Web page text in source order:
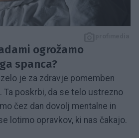
ogrožamo
spanca?
je za zdravje pomemben
Ta poskrbi, da se telo ustrezno
čez dan dovolj mentalne in
lotimo opravkov, ki nas čakajo.